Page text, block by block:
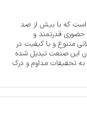
است که با بیش از صد
در 173 کشور جهان حضوری قدرتمند و
متنوع و با کیفیت در
این صنعت تبدیل شده
تحقیقات مداوم و درک